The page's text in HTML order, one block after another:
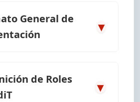
General de
▾
de Roles
▾